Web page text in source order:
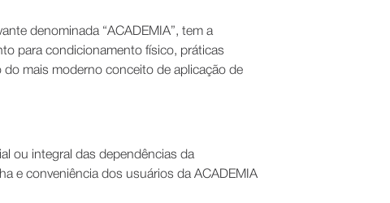
denominada “ACADEMIA”, tem a
para condicionamento físico, práticas
mais moderno conceito de aplicação de
ou integral das dependências da
e conveniência dos usuários da ACADEMIA